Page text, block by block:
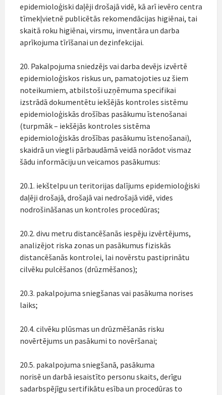
epidemioloģiski daļēji drošajā vidē, kā arī ievēro centra
tīmekļvietnē publicētās rekomendācijas higiēnai, tai
skaitā roku higiēnai, virsmu, inventāra un darba
aprīkojuma tīrīšanai un dezinfekcijai.
20. Pakalpojuma sniedzējs vai darba devējs izvērtē
epidemioloģiskos riskus un, pamatojoties uz šiem
noteikumiem, atbilstoši uzņēmuma specifikai
izstrādā dokumentētu iekšējās kontroles sistēmu
epidemioloģiskās drošības pasākumu īstenošanai
(turpmāk – iekšējās kontroles sistēma
epidemioloģiskās drošības pasākumu īstenošanai),
skaidrā un viegli pārbaudāmā veidā norādot vismaz
šādu informāciju un veicamos pasākumus:
20.1. iekštelpu un teritorijas dalījums epidemioloģiski
daļēji drošajā, drošajā vai nedrošajā vidē, vides
nodrošināšanas un kontroles procedūras;
20.2. divu metru distancēšanās iespēju izvērtējums,
analizējot riska zonas un pasākumus fiziskās
distancēšanās kontrolei, lai novērstu pastiprinātu
cilvēku pulcēšanos (drūzmēšanos);
20.3. pakalpojuma sniegšanas vai pasākuma norises
laiks;
20.4. cilvēku plūsmas un drūzmēšanās risku
novērtējums un pasākumi to novēršanai;
20.5. pakalpojuma sniegšanā, pasākuma
norisē un darbā iesaistīto personu skaits, derīgu
sadarbspējīgu sertifikātu esība un procedūras to